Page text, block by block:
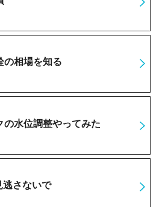
の相場を知る
の水位調整やってみた
逃さないで